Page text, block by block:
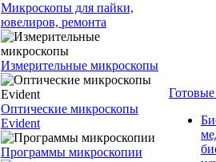
Микроскопы для пайки,
ювелиров, ремонта
Измерительные микроскопы
Оптические микроскопы
Evident
Программы микроскопии